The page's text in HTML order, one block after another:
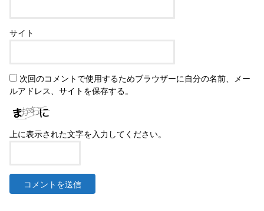
サイト
次回のコメントで使用するためブラウザーに自分の名前、メー
ルアドレス、サイトを保存する。
上に表示された文字を入力してください。